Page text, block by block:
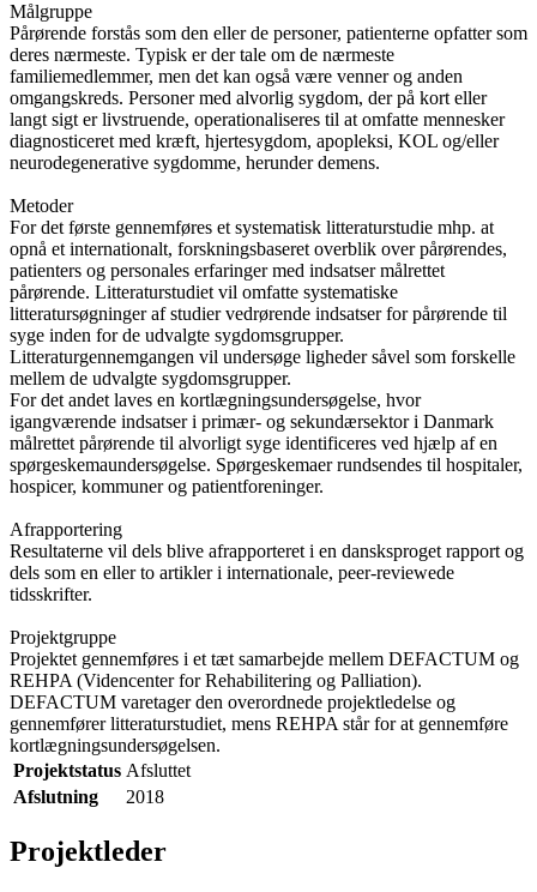
Målgruppe
Pårørende forstås som den eller de personer, patienterne opfatter som
deres nærmeste. Typisk er der tale om de nærmeste
familiemedlemmer, men det kan også være venner og anden
omgangskreds. Personer med alvorlig sygdom, der på kort eller
langt sigt er livstruende, operationaliseres til at omfatte mennesker
diagnosticeret med kræft, hjertesygdom, apopleksi, KOL og/eller
neurodegenerative sygdomme, herunder demens.
Metoder
For det første gennemføres et systematisk litteraturstudie mhp. at
opnå et internationalt, forskningsbaseret overblik over pårørendes,
patienters og personales erfaringer med indsatser målrettet
pårørende. Litteraturstudiet vil omfatte systematiske
litteratursøgninger af studier vedrørende indsatser for pårørende til
syge inden for de udvalgte sygdomsgrupper.
Litteraturgennemgangen vil undersøge ligheder såvel som forskelle
mellem de udvalgte sygdomsgrupper.
For det andet laves en kortlægningsundersøgelse, hvor
igangværende indsatser i primær- og sekundærsektor i Danmark
målrettet pårørende til alvorligt syge identificeres ved hjælp af en
spørgeskemaundersøgelse. Spørgeskemaer rundsendes til hospitaler,
hospicer, kommuner og patientforeninger.
Afrapportering
Resultaterne vil dels blive afrapporteret i en dansksproget rapport og
dels som en eller to artikler i internationale, peer-reviewede
tidsskrifter.
Projektgruppe
Projektet gennemføres i et tæt samarbejde mellem DEFACTUM og
REHPA (Videncenter for Rehabilitering og Palliation).
DEFACTUM varetager den overordnede projektledelse og
gennemfører litteraturstudiet, mens REHPA står for at gennemføre
kortlægningsundersøgelsen.
Projektstatus Afsluttet
Afslutning
2018
Projektleder